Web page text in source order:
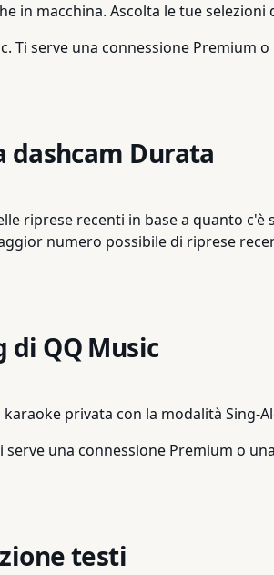
in macchina. Ascolta le tue
Ti serve una connessione Premium
Durata
riprese recenti in base a quanto
numero possibile di riprese
di QQ Music
privata con la modalità Sing-
serve una connessione Premium o
testi